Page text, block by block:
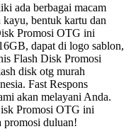
ada berbagai macam
bentuk kartu dan
Promosi OTG ini
dapat di logo sablon,
Flash Disk Promosi
disk otg murah
Fast Respons
akan melayani Anda.
Promosi OTG ini
promosi duluan!